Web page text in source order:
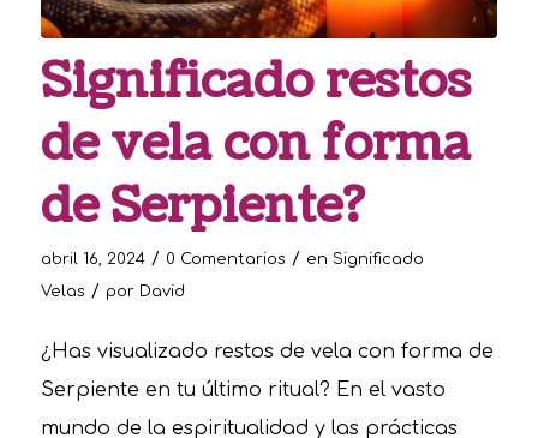
Significado restos
de vela con forma
de Serpiente?
abril 16, 2024 / 0 Comentarios / en Significado
Velas / por David
¿Has visualizado restos de vela con forma de
Serpiente en tu último ritual? En el vasto
mundo de la espiritualidad y las prácticas